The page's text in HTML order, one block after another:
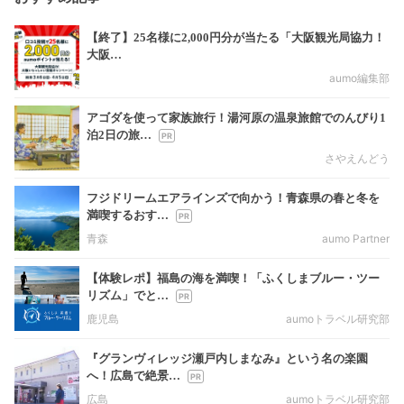
【終了】25名様に2,000円分が当たる「大阪観光局協力！
大阪…
aumo編集部
アゴダを使って家族旅行！湯河原の温泉旅館でのんびり1
泊2日の旅…
さやえんどう
フジドリームエアラインズで向かう！青森県の春と冬を
満喫するおす…
青森
aumo Partner
【体験レポ】福島の海を満喫！「ふくしまブルー・ツー
リズム」でと…
鹿児島
aumoトラベル研究部
『グランヴィレッジ瀬戸内しまなみ』という名の楽園
へ！広島で絶景…
広島
aumoトラベル研究部